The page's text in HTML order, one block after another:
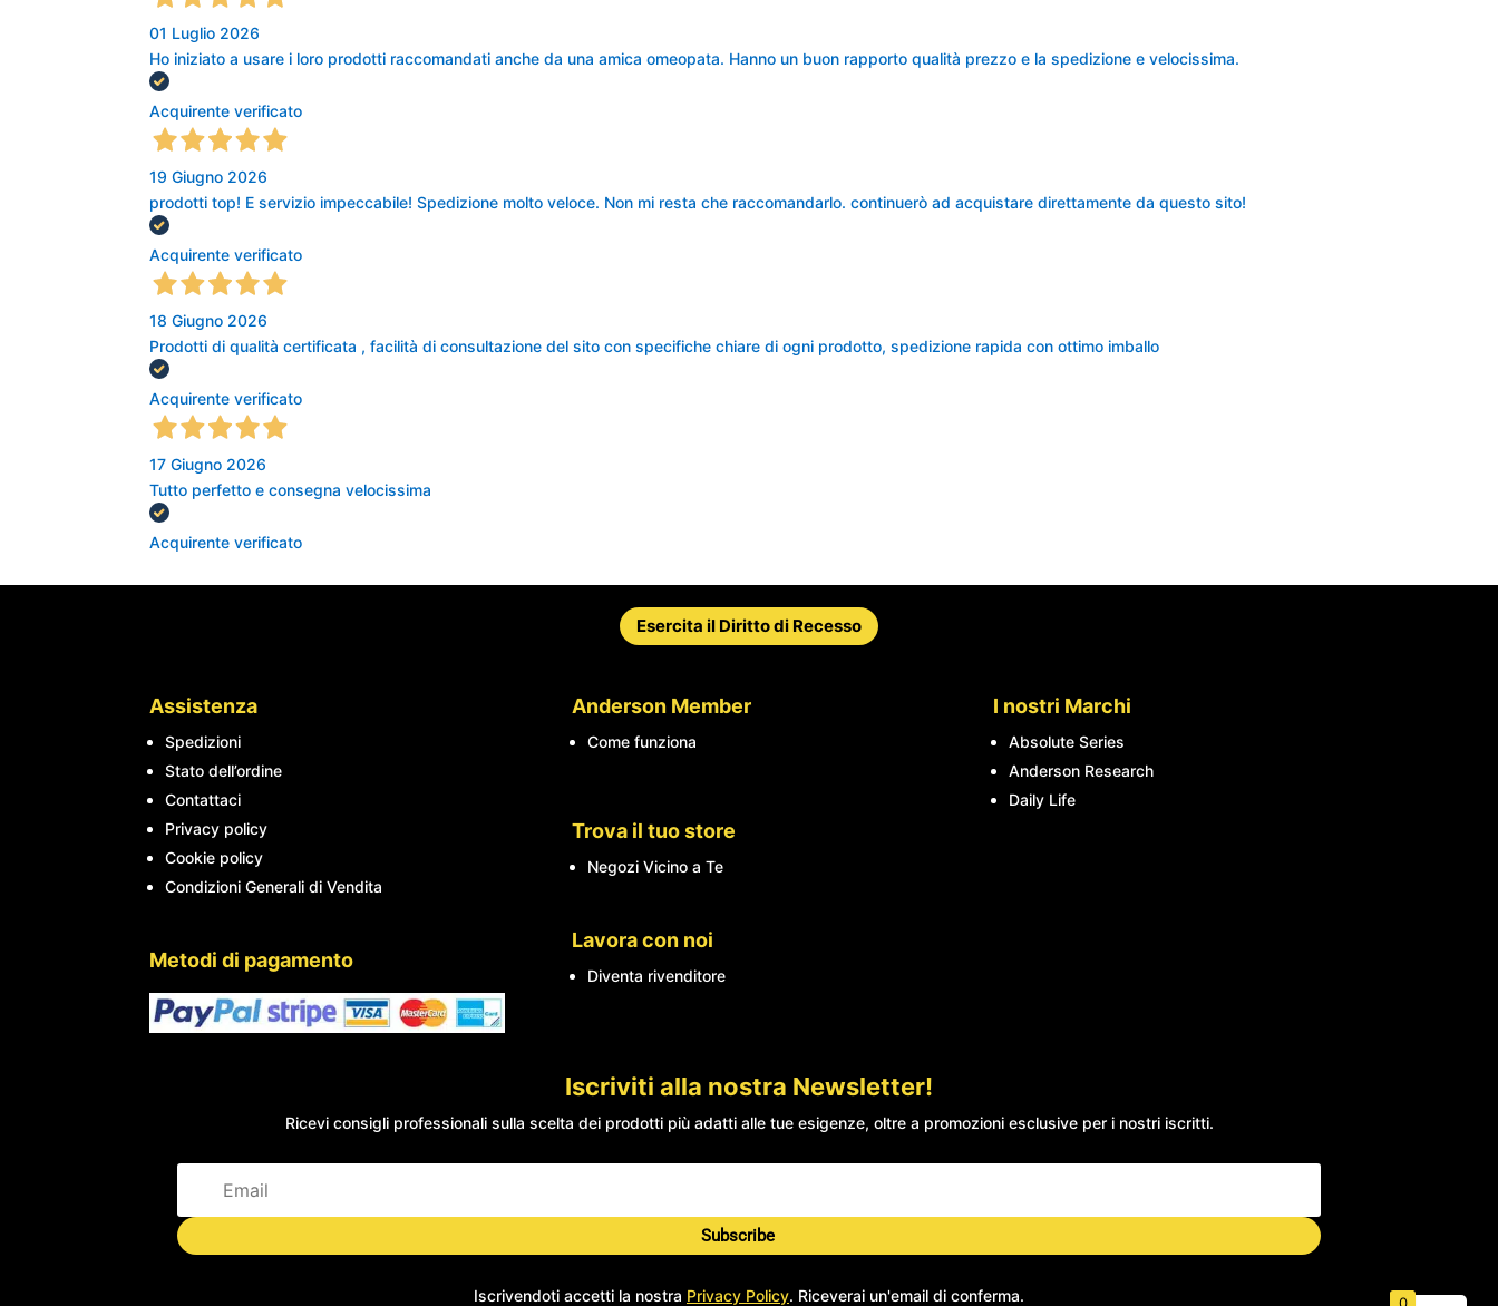
01 Luglio 2026
Ho iniziato a usare i loro prodotti raccomandati anche da una amica omeopata. Hanno un buon rapporto qualità prezzo e la spedizione e velocissima.
Acquirente verificato
19 Giugno 2026
prodotti top! E servizio impeccabile! Spedizione molto veloce. Non mi resta che raccomandarlo. continuerò ad acquistare direttamente da questo sito!
Acquirente verificato
18 Giugno 2026
Prodotti di qualità certificata , facilità di consultazione del sito con specifiche chiare di ogni prodotto, spedizione rapida con ottimo imballo
Acquirente verificato
17 Giugno 2026
Tutto perfetto e consegna velocissima
Acquirente verificato
Esercita il Diritto di Recesso
Assistenza
Spedizioni
Stato dell’ordine
Contattaci
Privacy policy
Cookie policy
Condizioni Generali di Vendita
Metodi di pagamento
Anderson Member
Come funziona
Trova il tuo store
Negozi Vicino a Te
Lavora con noi
Diventa rivenditore
I nostri Marchi
Absolute Series
Anderson Research
Daily Life
Iscriviti alla nostra Newsletter!
Ricevi consigli professionali sulla scelta dei prodotti più adatti alle tue esigenze, oltre a promozioni esclusive per i nostri iscritti.
Subscribe
Iscrivendoti accetti la nostra Privacy Policy. Riceverai un'email di conferma.